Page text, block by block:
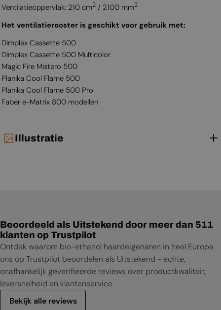
Ventilatieoppervlak: 210 cm2/ 2100 mm2
Het ventilatierooster is geschikt voor gebruik met:
Dimplex Cassette 500
Dimplex Cassette 500 Multicolor
Magic Fire Mistero 500
Planika Cool Flame 500
Planika Cool Flame 500 Pro
Faber e-Matrix 800 modellen
Illustratie
Beoordeeld als Uitstekend door meer dan 511
klanten op Trustpilot
Ontdek waarom bio-ethanol haardeigenaren in heel Europa
ons op Trustpilot beoordelen als Uitstekend - echte,
onafhankelijk geverifieerde reviews over productkwaliteit,
leversnelheid en klantenservice.
Bekijk alle reviews